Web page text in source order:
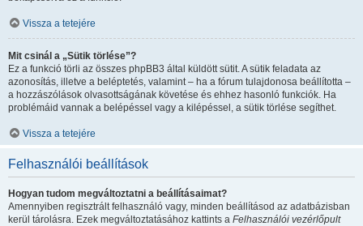
Vissza a tetejére
Mit csinál a „Sütik törlése”?
Ez a funkció törli az összes phpBB3 által küldött sütit. A sütik feladata az
azonosítás, illetve a beléptetés, valamint – ha a fórum tulajdonosa beállította –
a hozzászólások olvasottságának követése és ehhez hasonló funkciók. Ha
problémáid vannak a belépéssel vagy a kilépéssel, a sütik törlése segíthet.
Vissza a tetejére
Felhasználói beállítások
Hogyan tudom megváltoztatni a beállításaimat?
Amennyiben regisztrált felhasználó vagy, minden beállításod az adatbázisban
kerül tárolásra. Ezek megváltoztatásához kattints a Felhasználói vezérlőpult